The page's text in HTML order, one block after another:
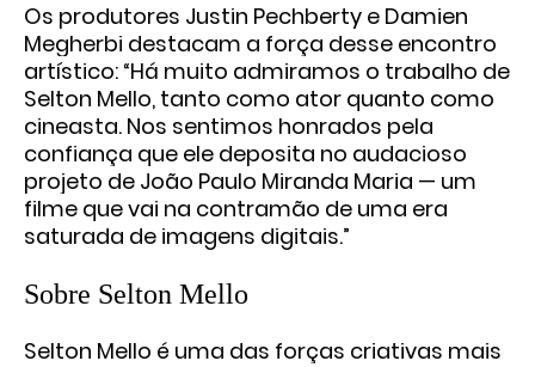
Os produtores Justin Pechberty e Damien
Megherbi destacam a força desse encontro
artístico: “Há muito admiramos o trabalho de
Selton Mello, tanto como ator quanto como
cineasta. Nos sentimos honrados pela
confiança que ele deposita no audacioso
projeto de João Paulo Miranda Maria — um
filme que vai na contramão de uma era
saturada de imagens digitais.”
Sobre Selton Mello
Selton Mello é uma das forças criativas mais